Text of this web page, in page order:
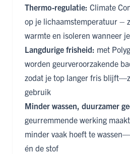
Thermo-regulatie: Climate
op je lichaamstemperatuur –
warmte en isoleren wanneer
Langdurige frisheid: met
worden geurveroorzakende
zodat je top langer fris
gebruik
Minder wassen, duurzamer
geurremmende werking
minder vaak hoeft te
én de stof